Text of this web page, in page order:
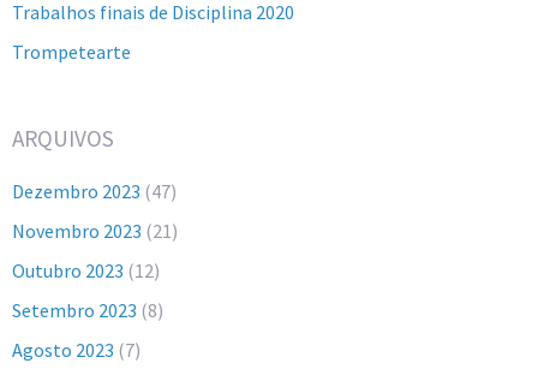
Trabalhos finais de Disciplina 2020
Trompetearte
ARQUIVOS
Dezembro 2023 (47)
Novembro 2023 (21)
Outubro 2023 (12)
Setembro 2023 (8)
Agosto 2023 (7)